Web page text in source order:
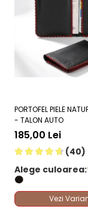
PORTOFEL PIELE
- TALON AUTO
185,00 Lei
(40)
Alege culoarea:
Vezi